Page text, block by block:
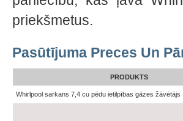
priekšmetus.
Pasūtījuma Preces Un
PRODUKTS
Whirlpool sarkans 7,4 cu pēdu ietilpības gāzes žāvētājs